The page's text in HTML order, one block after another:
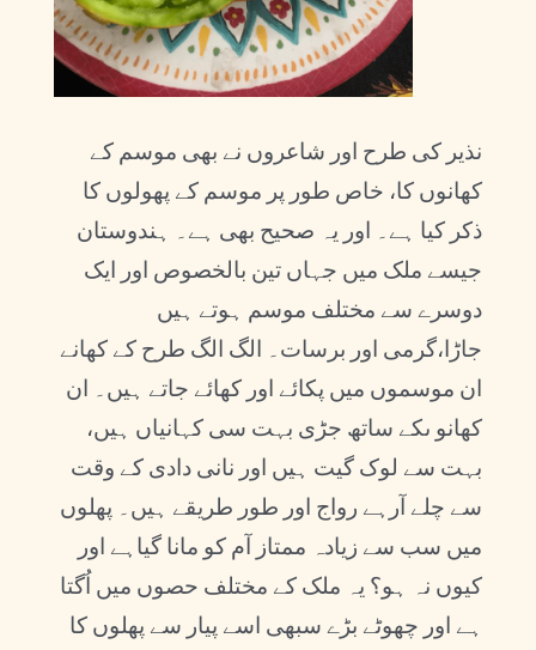
نذیر کی طرح اور شاعروں نے بھی موسم کے
کھانوں کا، خاص طور پر موسم کے پھولوں کا
ذکر کیا ہے۔ اور یہ صحیح بھی ہے۔ ہندوستان
جیسے ملک میں جہاں تین بالخصوص اور ایک
دوسرے سے مختلف موسم ہوتے ہیں
جاڑا،گرمی اور برسات۔ الگ الگ طرح کے کھانے
ان موسموں میں پکائے اور کھائے جاتے ہیں۔ ان
کھانو ںکے ساتھ جڑی بہت سی کہانیاں ہیں،
بہت سے لوک گیت ہیں اور نانی دادی کے وقت
سے چلے آرہے رواج اور طور طریقے ہیں۔ پھلوں
میں سب سے زیادہ ممتاز آم کو مانا گیاہے اور
کیوں نہ ہو؟ یہ ملک کے مختلف حصوں میں اُگتا
ہے اور چھوٹے بڑے سبھی اسے پیار سے پھلوں کا